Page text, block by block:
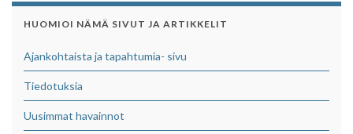
HUOMIOI NÄMÄ SIVUT JA ARTIKKELIT
Ajankohtaista ja tapahtumia- sivu
Tiedotuksia
Uusimmat havainnot